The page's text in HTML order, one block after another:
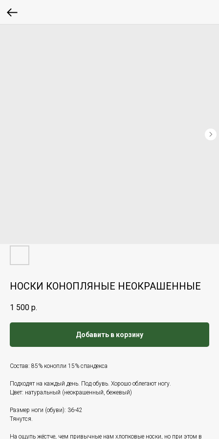
НОСКИ КОНОПЛЯНЫЕ НЕОКРАШЕННЫЕ
1 500 р.
Добавить в корзину
Состав: 85% конопли 15% спандекса
Подходят на каждый день. Под обувь. Хорошо облегают ногу.
Цвет: натуральный (неокрашенный, бежевый)
Размер ноги (обуви): 36-42
Тянутся.
На ощупь жёстче, чем привычные нам хлопковые носки, но при этом в